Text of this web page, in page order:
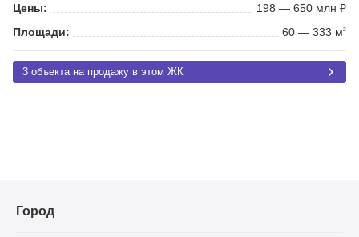
Цены:
198 — 650 млн ₽
Площади:
60 — 333 м2
3 объекта на продажу в этом ЖК
Город